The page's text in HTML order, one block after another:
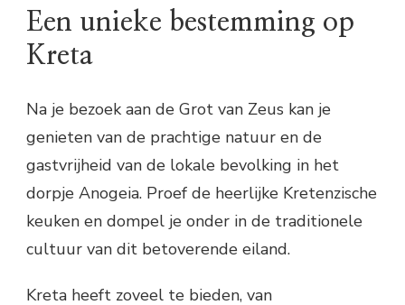
Een unieke bestemming op
Kreta
Na je bezoek aan de Grot van Zeus kan je
genieten van de prachtige natuur en de
gastvrijheid van de lokale bevolking in het
dorpje Anogeia. Proef de heerlijke Kretenzische
keuken en dompel je onder in de traditionele
cultuur van dit betoverende eiland.
Kreta heeft zoveel te bieden, van